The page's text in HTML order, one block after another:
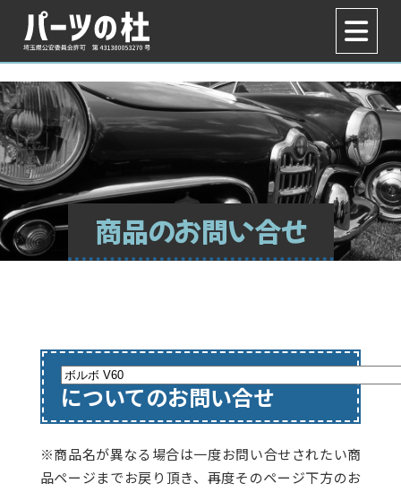
商品のお問い合せ
についてのお問い合せ
※商品名が異なる場合は一度お問い合せされたい商
品ページまでお戻り頂き、再度そのページ下方のお